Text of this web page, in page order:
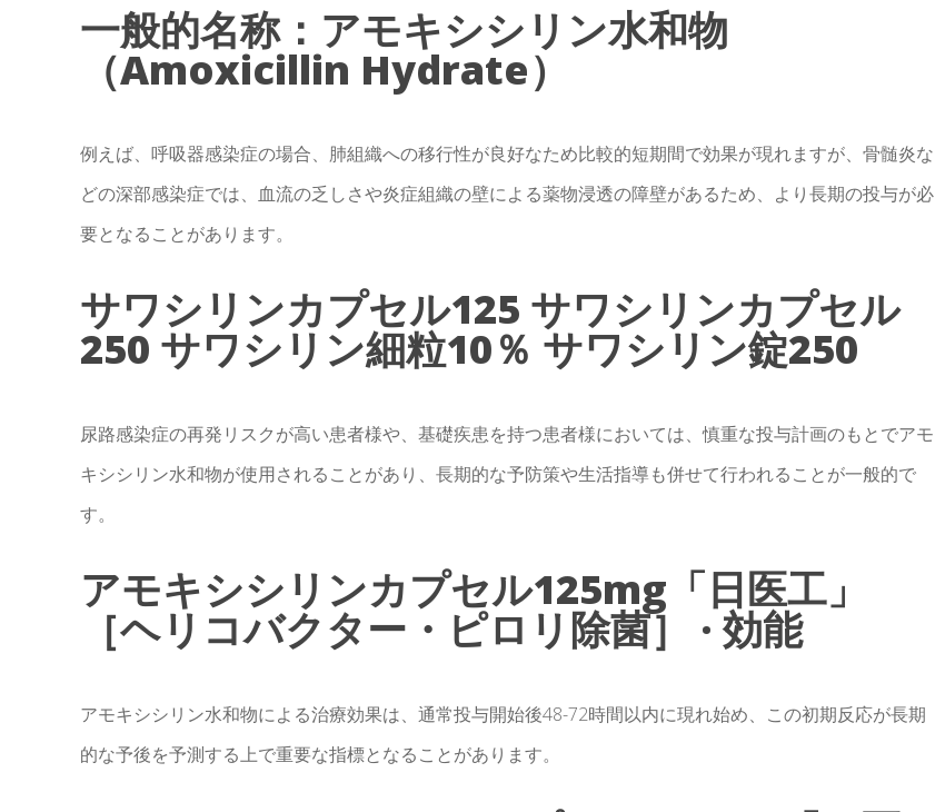
一般的名称：アモキシシリン水和物
（Amoxicillin Hydrate）
例えば、呼吸器感染症の場合、肺組織への移行性が良好なため比較的短期間で効果が現れますが、骨髄炎な
どの深部感染症では、血流の乏しさや炎症組織の壁による薬物浸透の障壁があるため、より長期の投与が必
要となることがあります。
サワシリンカプセル125 サワシリンカプセル
250 サワシリン細粒10％ サワシリン錠250
尿路感染症の再発リスクが高い患者様や、基礎疾患を持つ患者様においては、慎重な投与計画のもとでアモ
キシシリン水和物が使用されることがあり、長期的な予防策や生活指導も併せて行われることが一般的で
す。
アモキシシリンカプセル125mg「日医工」
［ヘリコバクター・ピロリ除菌］ · 効能
アモキシシリン水和物による治療効果は、通常投与開始後48-72時間以内に現れ始め、この初期反応が長期
的な予後を予測する上で重要な指標となることがあります。